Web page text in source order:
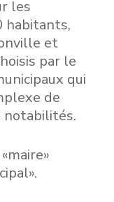
les
habitants,
et
par le
qui
de
notabilités.